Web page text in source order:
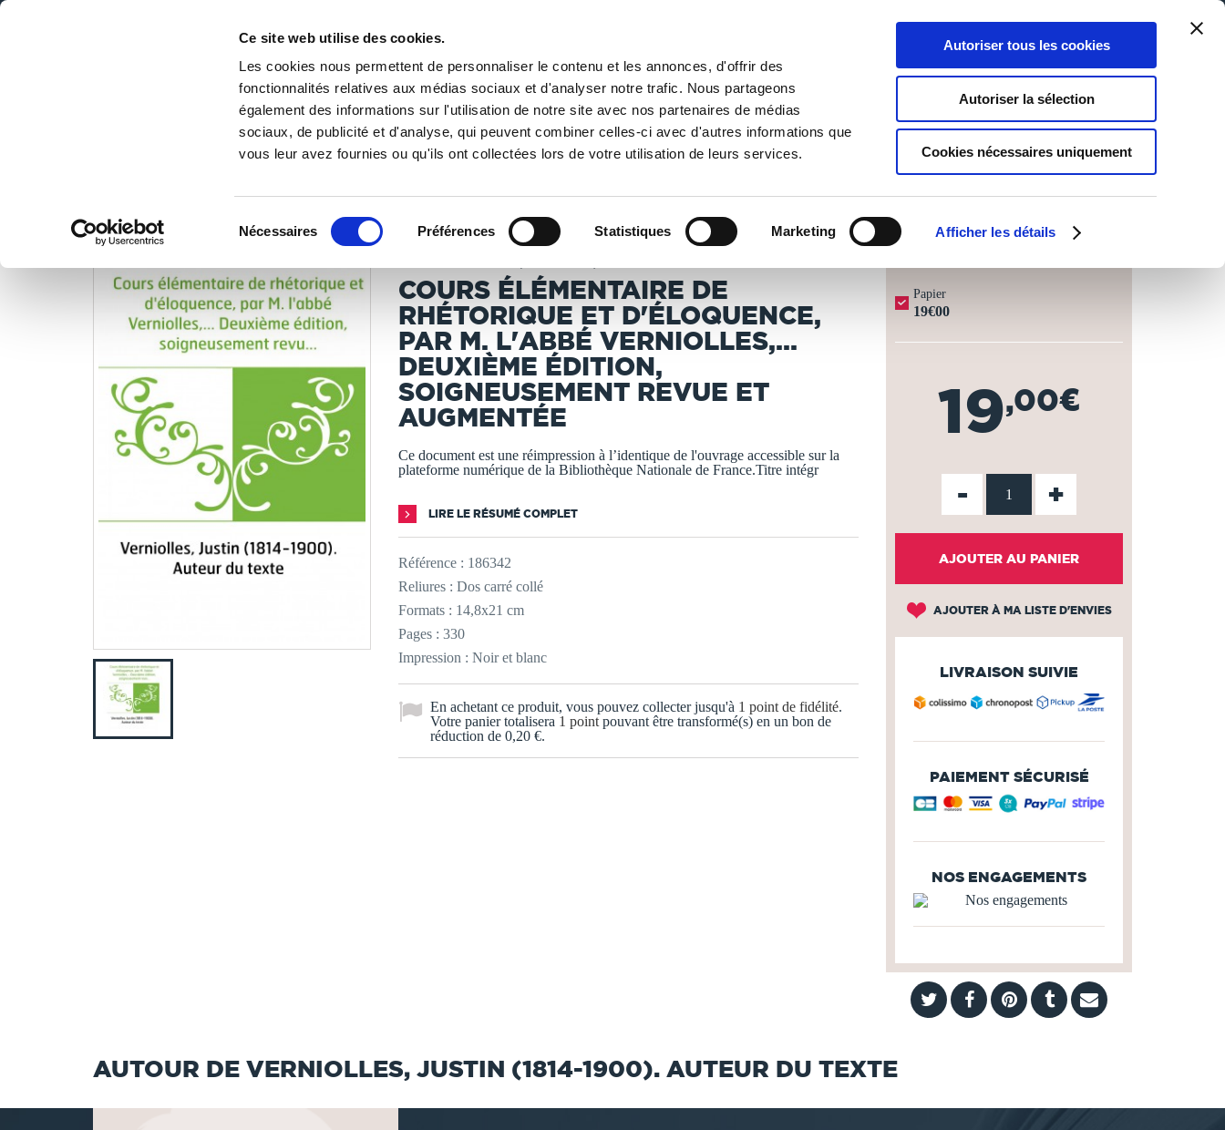
Ce site web utilise des cookies.
Les cookies nous permettent de personnaliser le contenu et les annonces, d'offrir des
fonctionnalités relatives aux médias sociaux et d'analyser notre trafic. Nous partageons
également des informations sur l'utilisation de notre site avec nos partenaires de médias
sociaux, de publicité et d'analyse, qui peuvent combiner celles-ci avec d'autres informations que
vous leur avez fournies ou qu'ils ont collectées lors de votre utilisation de leurs services.
Nécessaires Préférences Statistiques Marketing Afficher les détails
Autoriser tous les cookies
Autoriser la sélection
Cookies nécessaires uniquement
DE LA PAGE BLANCHE... AU BEST SELLER
0
Panier
0
Ma liste
Connexion
PUBLIER UN LIVRE LIBRAIRIE
/ Libres de droits / Bibliothèque Nationale de France / Cours élémentaire de rhétorique et d'éloquence, par M. l'abbé Verniolles,... Deuxième édition, soigneusement revue et
COURS ÉLÉMENTAIRE DE
RHÉTORIQUE ET D'ÉLOQUENCE,
PAR M. L'ABBÉ VERNIOLLES,...
DEUXIÈME ÉDITION,
SOIGNEUSEMENT REVUE ET
AUGMENTÉE
Ce document est une réimpression à l’identique de l'ouvrage accessible sur la
plateforme numérique de la Bibliothèque Nationale de France.Titre intégr
LIRE LE RÉSUMÉ COMPLET
Référence : 186342
Reliures : Dos carré collé
Formats : 14,8x21 cm
Pages : 330
Impression : Noir et blanc
En achetant ce produit, vous pouvez collecter jusqu'à 1 point de fidélité.
Votre panier totalisera 1 point pouvant être transformé(s) en un bon de
réduction de 0,20 €.
Papier
19€00
19,00€
- +
AJOUTER AU PANIER
AJOUTER À MA LISTE D'ENVIES
LIVRAISON SUIVIE
PAIEMENT SÉCURISÉ
NOS ENGAGEMENTS
AUTOUR DE VERNIOLLES, JUSTIN (1814-1900). AUTEUR DU TEXTE